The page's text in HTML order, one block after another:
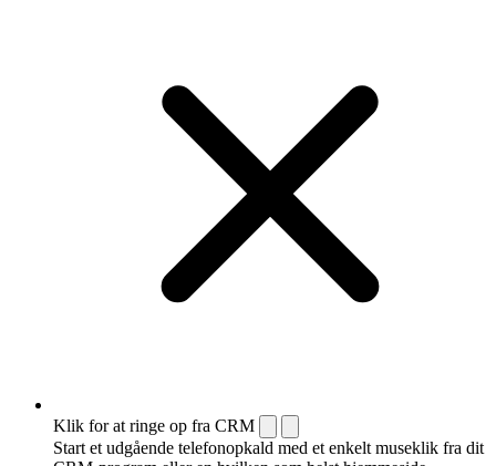
Klik for at ringe op fra CRM
Start et udgående telefonopkald med et enkelt museklik fra dit